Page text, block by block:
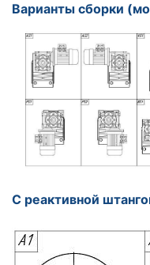
Варианты сборки
С реактивной